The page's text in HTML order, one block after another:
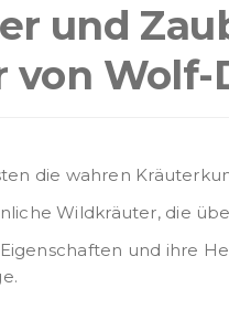
und
von Wolf-
die wahren
Wildkräuter, die
und ihre